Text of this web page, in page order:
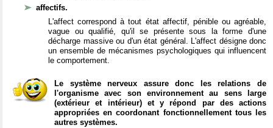
affectifs.
L'affect correspond à tout état affectif, pénible ou agréable,
vague ou qualifié, qu'il se présente sous la forme d'une
décharge massive ou d'un état général. L'affect désigne donc
un ensemble de mécanismes psychologiques qui influencent
le comportement.
Le système nerveux assure donc les relations de
l'organisme avec son environnement au sens large
(extérieur et intérieur) et y répond par des actions
appropriées en coordonant fonctionnellement tous les
autres systèmes.